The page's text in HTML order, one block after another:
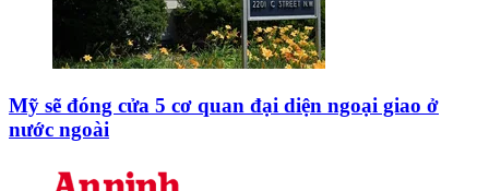
Mỹ sẽ đóng cửa 5 cơ quan đại diện ngoại giao ở
nước ngoài